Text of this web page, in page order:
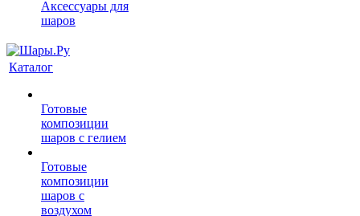
Аксессуары для
шаров
Каталог
Готовые
композиции
шаров с гелием
Готовые
композиции
шаров с
воздухом